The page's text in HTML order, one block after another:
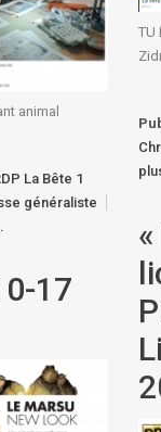
animal
La Bête 1
généraliste
TU
17